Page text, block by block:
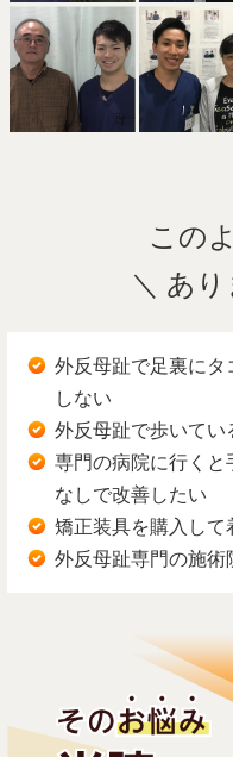
この
＼ あ
外反母趾で足裏にタ
しない
外反母趾で歩いてい
専門の病院に行くと
なしで改善したい
矯正装具を購入して
外反母趾専門の施術